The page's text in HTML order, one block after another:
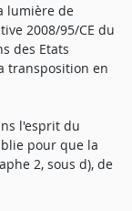
lumière de
2008/95/CE du
des Etats
transposition en
l'esprit du
pour que la
2, sous d), de